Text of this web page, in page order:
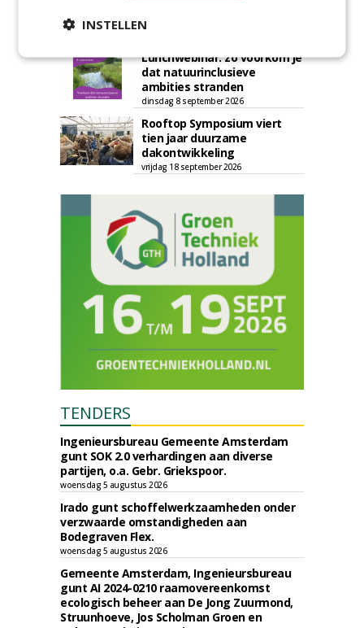
centraal in Zaanstad
Lunchwebinar: zo voorkom je
dat natuurinclusieve
ambities stranden
dinsdag 8 september 2026
Rooftop Symposium viert
tien jaar duurzame
dakontwikkeling
vrijdag 18 september 2026
TENDERS
Ingenieursbureau Gemeente Amsterdam
gunt SOK 2.0 verhardingen aan diverse
partijen, o.a. Gebr. Griekspoor.
woensdag 5 augustus 2026
Irado gunt schoffelwerkzaamheden onder
verzwaarde omstandigheden aan
Bodegraven Flex.
woensdag 5 augustus 2026
Gemeente Amsterdam, Ingenieursbureau
gunt AI 2024-0210 raamovereenkomst
ecologisch beheer aan De Jong Zuurmond,
Struunhoeve, Jos Scholman Groen en
INSTELLEN